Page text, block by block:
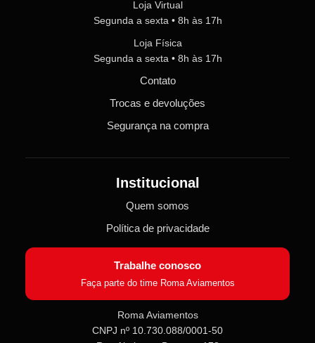
Loja Virtual
Segunda a sexta • 8h às 17h
Loja Física
Segunda a sexta • 8h às 17h
Contato
Trocas e devoluções
Segurança na compra
Institucional
Quem somos
Política de privacidade
Trabalhe conosco
Faça parte do time Roma Aviamentos
Roma Aviamentos
CNPJ nº 10.730.088/0001-50